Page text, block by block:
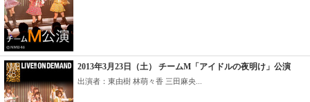
2013年3月23日（土） チームM「アイドルの夜明け」公演
出演者：東由樹 林萌々香 三田麻央...